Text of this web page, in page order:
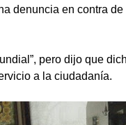
denuncia en contra de
pero dijo que
a la ciudadanía.